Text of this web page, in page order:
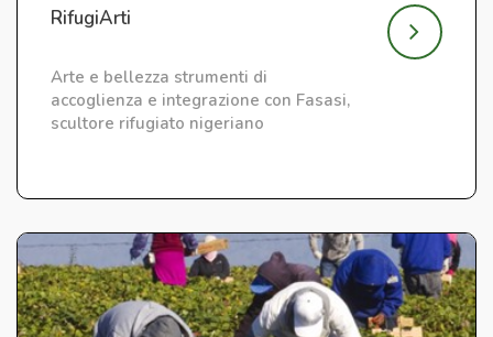
RifugiArti
Arte e bellezza strumenti di
accoglienza e integrazione con Fasasi,
scultore rifugiato nigeriano